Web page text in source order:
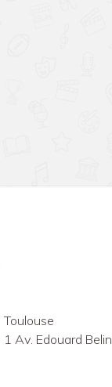
Toulouse
1 Av. Edouard